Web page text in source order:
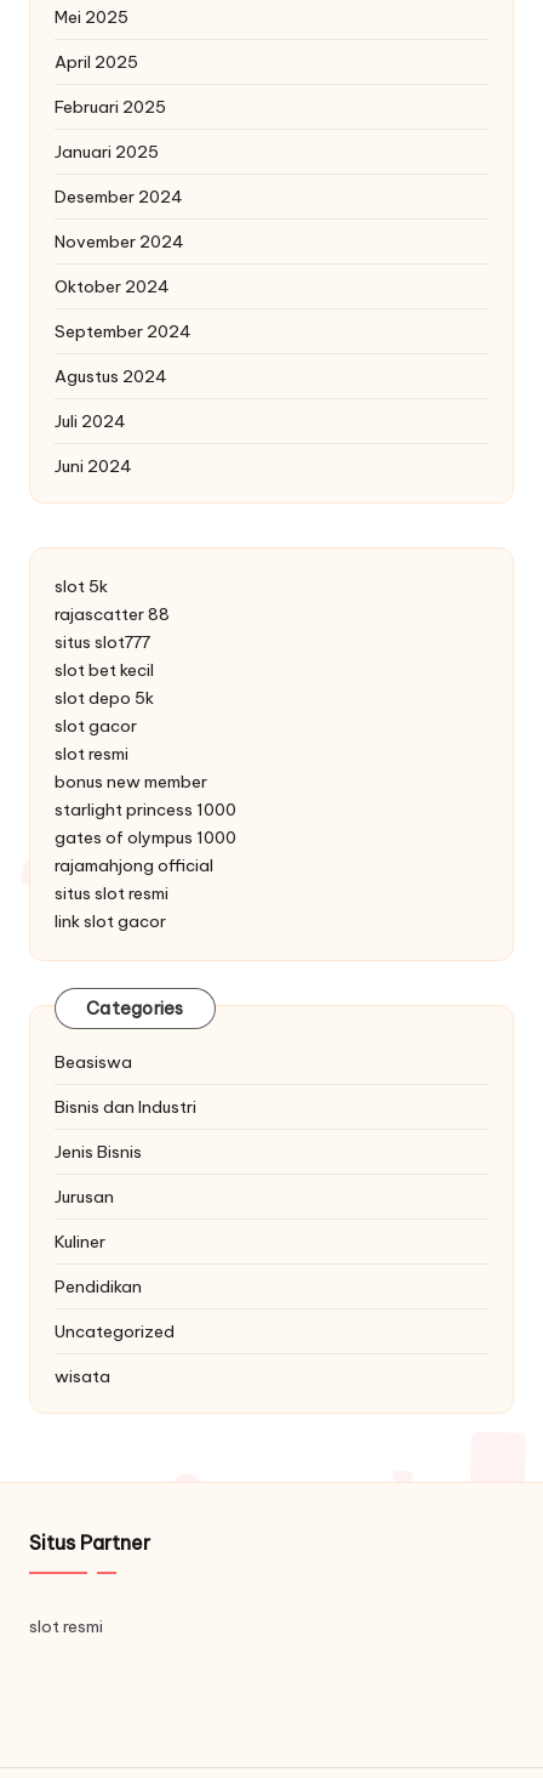
Mei 2025
April 2025
Februari 2025
Januari 2025
Desember 2024
November 2024
Oktober 2024
September 2024
Agustus 2024
Juli 2024
Juni 2024
slot 5k
rajascatter 88
situs slot777
slot bet kecil
slot depo 5k
slot gacor
slot resmi
bonus new member
starlight princess 1000
gates of olympus 1000
rajamahjong official
situs slot resmi
link slot gacor
Categories
Beasiswa
Bisnis dan Industri
Jenis Bisnis
Jurusan
Kuliner
Pendidikan
Uncategorized
wisata
Situs Partner
slot resmi